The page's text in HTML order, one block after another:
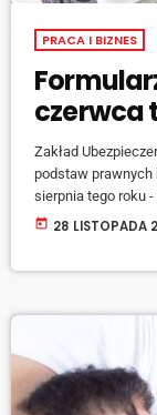
PRACA I BIZNES
czerwca
Zakład
podstaw prawnych
sierpnia tego roku
ZUS. [jwplayer
today 28 LISTOPADA